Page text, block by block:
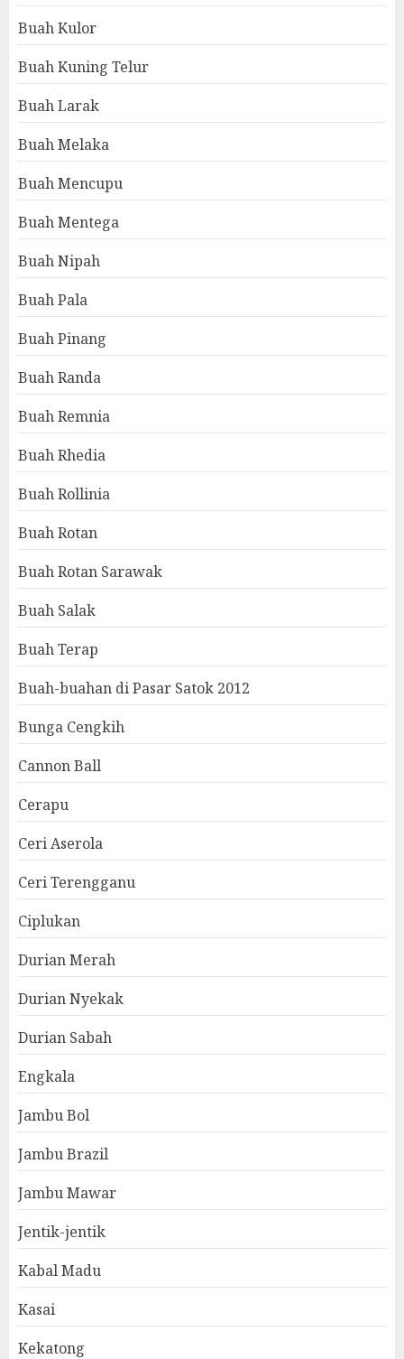
Buah Kulor
Buah Kuning Telur
Buah Larak
Buah Melaka
Buah Mencupu
Buah Mentega
Buah Nipah
Buah Pala
Buah Pinang
Buah Randa
Buah Remnia
Buah Rhedia
Buah Rollinia
Buah Rotan
Buah Rotan Sarawak
Buah Salak
Buah Terap
Buah-buahan di Pasar Satok 2012
Bunga Cengkih
Cannon Ball
Cerapu
Ceri Aserola
Ceri Terengganu
Ciplukan
Durian Merah
Durian Nyekak
Durian Sabah
Engkala
Jambu Bol
Jambu Brazil
Jambu Mawar
Jentik-jentik
Kabal Madu
Kasai
Kekatong